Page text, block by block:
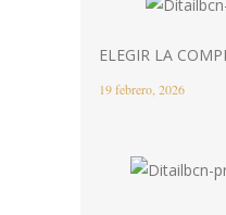
ELEGIR LA
19 febrero, 2026